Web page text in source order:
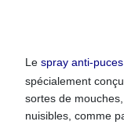
Le spray anti-puces
spécialement
sortes de
nuisibles, comme